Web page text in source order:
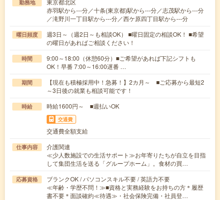
勤務地
東京都北区
赤羽駅から---分／十条(東京都)駅から---分／志茂駅から---分
／滝野川一丁目駅から---分／西ケ原四丁目駅から---分
曜日頻度
週3日～（週2日～も相談OK） ■曜日固定の相談OK！ ■希望
の曜日があればご相談ください！
時間
9:00～18:00（休憩60分）■ご希望があれば下記シフトも
OK！早番 7:00～16:00遅番 …
期間
【現在も積極採用中！急募！】2カ月～ ■ご応募から最短2
～3日後の就業も相談可能です！
時給 時給1600円～ ■週払いOK
交通費
交通費全額支給
仕事内容
介護関連
≪少人数施設での生活サポート≫お年寄りたちが自立を目指
して集団生活を送る「グループホーム」。食材の買…
応募資格
ブランクOK / パソコンスキル不要 / 英語力不要
≪年齢・学歴不問！≫■資格と実務経験をお持ちの方＊履歴
書不要＊面談確約≪待遇≫・社会保険完備・社員登…